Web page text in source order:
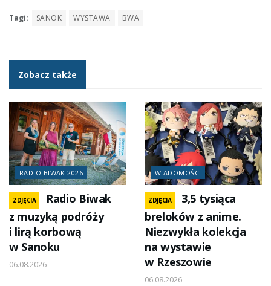
Tagi: SANOK WYSTAWA BWA
Zobacz także
RADIO BIWAK 2026
ZDJĘCIA
Radio Biwak
z muzyką podróży
i lirą korbową
w Sanoku
06.08.2026
WIADOMOŚCI
ZDJĘCIA
3,5 tysiąca
breloków z anime.
Niezwykła kolekcja
na wystawie
w Rzeszowie
06.08.2026